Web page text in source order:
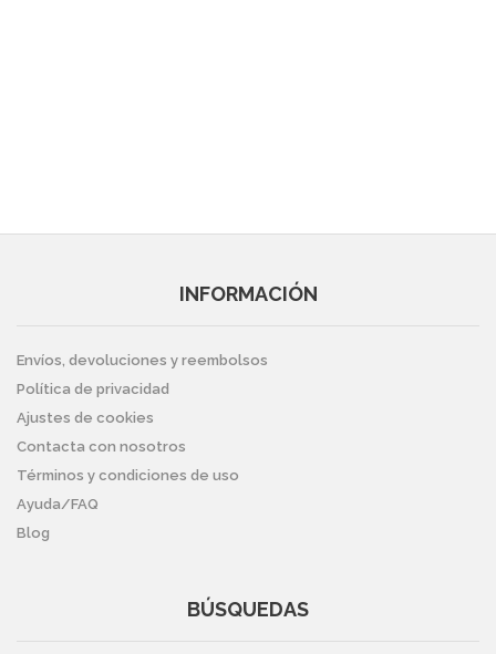
INFORMACIÓN
Envíos, devoluciones y reembolsos
Política de privacidad
Ajustes de cookies
Contacta con nosotros
Términos y condiciones de uso
Ayuda/FAQ
Blog
BÚSQUEDAS